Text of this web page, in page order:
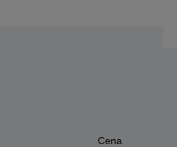
Cena